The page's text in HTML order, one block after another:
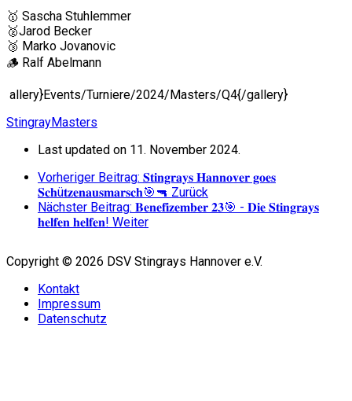
🥇 Sascha Stuhlemmer
🥈Jarod Becker
🥉 Marko Jovanovic
🪵 Ralf Abelmann
allery}Events/Turniere/2024/Masters/Q4{/gallery}
StingrayMasters
Last updated on 11. November 2024.
Vorheriger Beitrag: 𝐒𝐭𝐢𝐧𝐠𝐫𝐚𝐲𝐬 𝐇𝐚𝐧𝐧𝐨𝐯𝐞𝐫 𝐠𝐨𝐞𝐬
𝐒𝐜𝐡ü𝐭𝐳𝐞𝐧𝐚𝐮𝐬𝐦𝐚𝐫𝐬𝐜𝐡🎯🔫 Zurück
Nächster Beitrag: 𝐁𝐞𝐧𝐞𝐟𝐢𝐳𝐞𝐦𝐛𝐞𝐫 𝟐𝟑🎯 - 𝐃𝐢𝐞 𝐒𝐭𝐢𝐧𝐠𝐫𝐚𝐲𝐬
𝐡𝐞𝐥𝐟𝐞𝐧 𝐡𝐞𝐥𝐟𝐞𝐧! Weiter
Copyright © 2026 DSV Stingrays Hannover e.V.
Kontakt
Impressum
Datenschutz